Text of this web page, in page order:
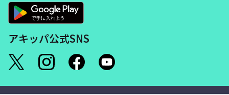
アキッパ公式SNS